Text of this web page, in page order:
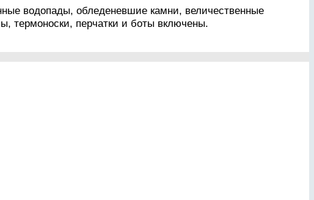
водопады, обледеневшие камни, величественные
термоноски, перчатки и боты включены.